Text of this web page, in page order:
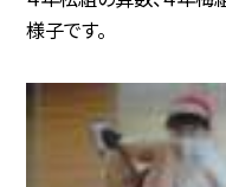
様子です。